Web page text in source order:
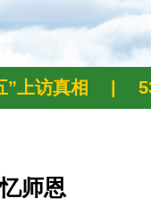
”上访真相
忆师恩